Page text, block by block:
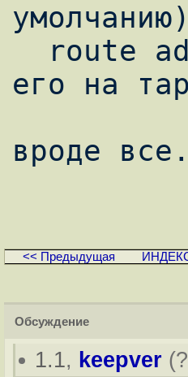
умолчанию)
его на
вроде
<< Предыдущая
Обсуждение
1.1, keepver (?